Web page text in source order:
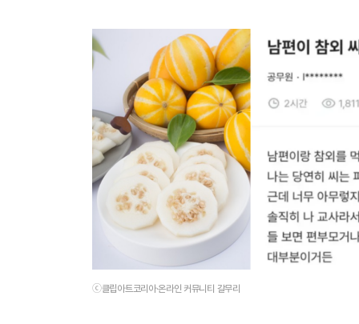
ⓒ클립아트코리아·온라인 커뮤니티 갈무리